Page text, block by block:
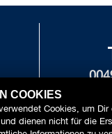
COOKIES
Cookies, um
dienen nicht für die